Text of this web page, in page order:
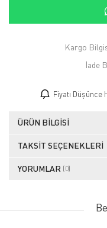
Kargo
İade
Fiyatı Düşünce
ÜRÜN BILGISI
TAKSIT SEÇENEKLERI
YORUMLAR (0)